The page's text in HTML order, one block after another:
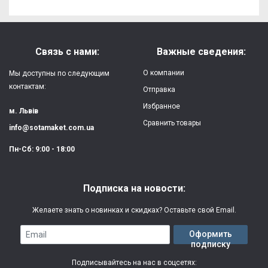
Связь с нами:
Мы доступны по следующим
контактам:
м. Львів
info@sotamaket.com.ua
Пн-Сб: 9:00 - 18:00
Важные сведения:
О компании
Отправка
Избранное
Сравнить товары
Подписка на новости:
Желаете знать о новинках и скидках? Оставьте свой Email.
Email
Оформить
подписку
Подписывайтесь на нас в соцсетях: